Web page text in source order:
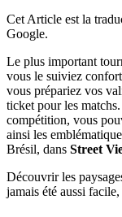
Cet Article est la
Google.
Le plus important
vous le suiviez
vous prépariez vos
ticket pour les
compétition, vous
ainsi les
Brésil, dans Street
Découvrir les
jamais été aussi